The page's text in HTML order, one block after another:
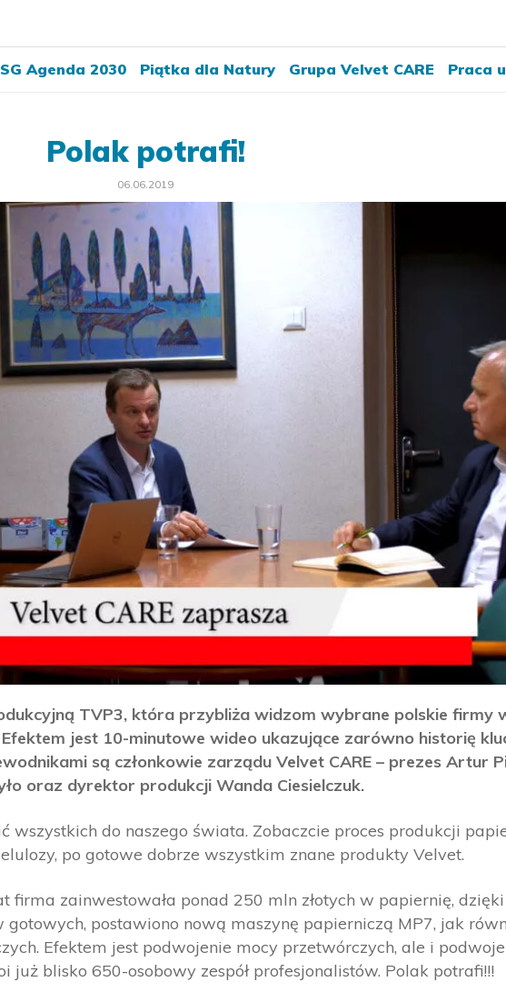
Agenda 2030 Piątka dla Natury Grupa Velvet CARE Praca
Polak potrafi!
06.06.2019
TVP3, która przybliża widzom wybrane polskie firmy
jest 10-minutowe wideo ukazujące zarówno historię
są członkowie zarządu Velvet CARE – prezes Artur
oraz dyrektor produkcji Wanda Ciesielczuk.
wszystkich do naszego świata. Zobaczcie proces produkcji
po gotowe dobrze wszystkim znane produkty Velvet.
zainwestowała ponad 250 mln złotych w papiernię,
postawiono nową maszynę papierniczą MP7, jak
Efektem jest podwojenie mocy przetwórczych, ale i
już blisko 650-osobowy zespół profesjonalistów. Polak potrafi!!!